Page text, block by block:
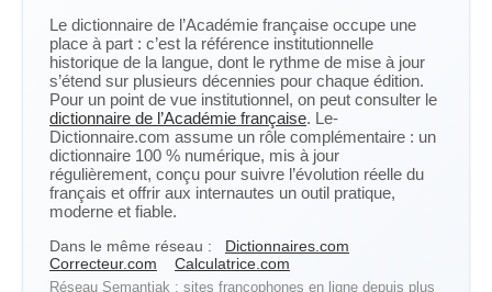
Le dictionnaire de l’Académie française occupe une
place à part : c’est la référence institutionnelle
historique de la langue, dont le rythme de mise à jour
s’étend sur plusieurs décennies pour chaque édition.
Pour un point de vue institutionnel, on peut consulter le
dictionnaire de l’Académie française. Le-
Dictionnaire.com assume un rôle complémentaire : un
dictionnaire 100 % numérique, mis à jour
régulièrement, conçu pour suivre l’évolution réelle du
français et offrir aux internautes un outil pratique,
moderne et fiable.
Dans le même réseau :
Dictionnaires.com
Correcteur.com
Calculatrice.com
Réseau Semantiak : sites francophones en ligne depuis plus